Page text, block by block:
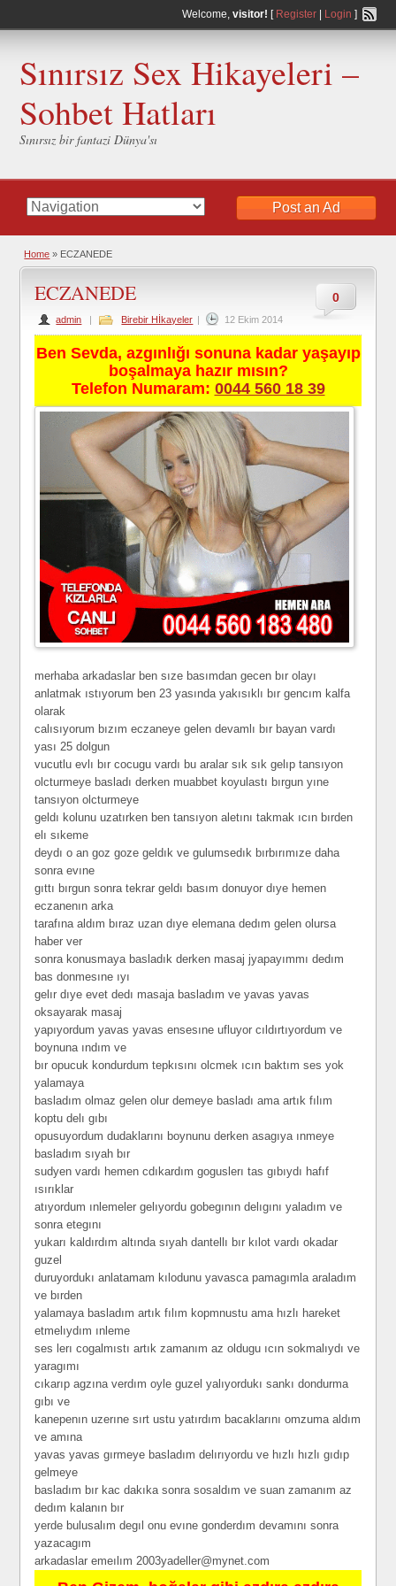
Welcome, visitor! [ Register| Login ]
Sınırsız Sex Hikayeleri –
Sohbet Hatları
Sınırsız bir fantazi Dünya'sı
Post an Ad
Home » ECZANEDE
0
ECZANEDE
admin | Birebir Hİkayeler | 12 Ekim 2014
Ben Sevda, azgınlığı sonuna kadar yaşayıp
boşalmaya hazır mısın?
Telefon Numaram: 0044 560 18 39
merhaba arkadaslar ben sıze basımdan gecen bır olayı
anlatmak ıstıyorum ben 23 yasında yakısıklı bır gencım kalfa
olarak
calısıyorum bızım eczaneye gelen devamlı bır bayan vardı
yası 25 dolgun
vucutlu evlı bır cocugu vardı bu aralar sık sık gelıp tansıyon
olcturmeye basladı derken muabbet koyulastı bırgun yıne
tansıyon olcturmeye
geldı kolunu uzatırken ben tansıyon aletını takmak ıcın bırden
elı sıkeme
deydı o an goz goze geldık ve gulumsedık bırbırımıze daha
sonra evıne
gıttı bırgun sonra tekrar geldı basım donuyor dıye hemen
eczanenın arka
tarafına aldım bıraz uzan dıye elemana dedım gelen olursa
haber ver
sonra konusmaya basladık derken masaj jyapayımmı dedım
bas donmesıne ıyı
gelır dıye evet dedı masaja basladım ve yavas yavas
oksayarak masaj
yapıyordum yavas yavas ensesıne ufluyor cıldırtıyordum ve
boynuna ındım ve
bır opucuk kondurdum tepkısını olcmek ıcın baktım ses yok
yalamaya
basladım olmaz gelen olur demeye basladı ama artık fılım
koptu delı gıbı
opusuyordum dudaklarını boynunu derken asagıya ınmeye
basladım sıyah bır
sudyen vardı hemen cdıkardım goguslerı tas gıbıydı hafıf
ısırıklar
atıyordum ınlemeler gelıyordu gobegının delıgını yaladım ve
sonra etegını
yukarı kaldırdım altında sıyah dantellı bır kılot vardı okadar
guzel
duruyordukı anlatamam kılodunu yavasca pamagımla araladım
ve bırden
yalamaya basladım artık fılım kopmnustu ama hızlı hareket
etmelıydım ınleme
ses lerı cogalmıstı artık zamanım az oldugu ıcın sokmalıydı ve
yaragımı
cıkarıp agzına verdım oyle guzel yalıyordukı sankı dondurma
gıbı ve
kanepenın uzerıne sırt ustu yatırdım bacaklarını omzuma aldım
ve amına
yavas yavas gırmeye basladım delırıyordu ve hızlı hızlı gıdıp
gelmeye
basladım bır kac dakıka sonra sosaldım ve suan zamanım az
dedım kalanın bır
yerde bulusalım degıl onu evıne gonderdım devamını sonra
yazacagım
arkadaslar emeılım2003yadeller@mynet.com